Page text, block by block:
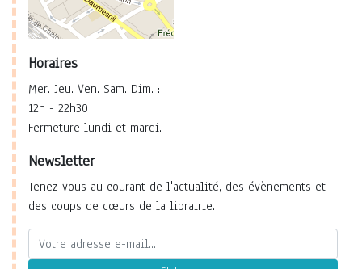
Horaires
Mer. Jeu. Ven. Sam. Dim. :
12h - 22h30
Fermeture lundi et mardi.
Newsletter
Tenez-vous au courant de l'actualité, des évènements et
des coups de cœurs de la librairie.